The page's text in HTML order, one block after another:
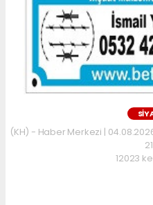
(KH) - Haber Merkezi |
12023